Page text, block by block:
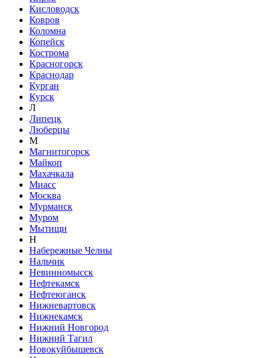
Кисловодск
Ковров
Коломна
Копейск
Кострома
Красногорск
Краснодар
Курган
Курск
Л
Липецк
Люберцы
М
Магнитогорск
Майкоп
Махачкала
Миасс
Москва
Мурманск
Муром
Мытищи
Н
Набережные Челны
Нальчик
Невинномысск
Нефтекамск
Нефтеюганск
Нижневартовск
Нижнекамск
Нижний Новгород
Нижний Тагил
Новокуйбышевск